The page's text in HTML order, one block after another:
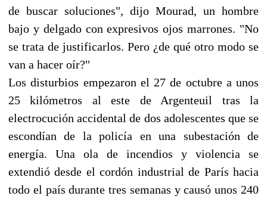
de buscar soluciones", dijo Mourad, un hombre
bajo y delgado con expresivos ojos marrones. "No
se trata de justificarlos. Pero ¿de qué otro modo se
van a hacer oír?"
Los disturbios empezaron el 27 de octubre a unos
25 kilómetros al este de Argenteuil tras la
electrocución accidental de dos adolescentes que se
escondían de la policía en una subestación de
energía. Una ola de incendios y violencia se
extendió desde el cordón industrial de París hacia
todo el país durante tres semanas y causó unos 240